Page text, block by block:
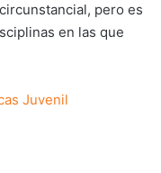
pero es
en las que
Juvenil